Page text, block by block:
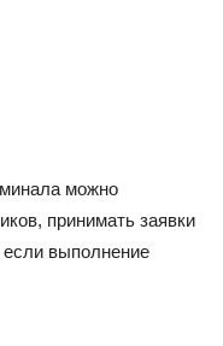
можно
принимать заявки
если выполнение